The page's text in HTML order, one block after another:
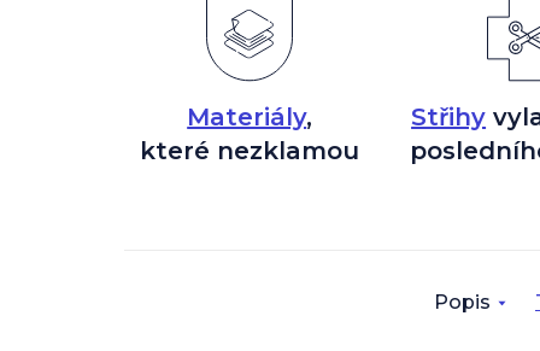
Materiály,
které nezklamou
Střihy
Popis